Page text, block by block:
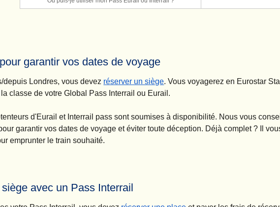
garantir vos dates de voyage
depuis Londres, vous devez réserver un siège( Ouvre un nouvel onglet)
. Vous voyagerez en Eurostar
classe de votre Global Pass Interrail ou Eurail.
d'Eurail et Interrail pass sont soumises à disponibilité. Nous vous
garantir vos dates de voyage et éviter toute déception. Déjà complet ? Il
emprunter le train souhaité.
avec un Pass Interrail